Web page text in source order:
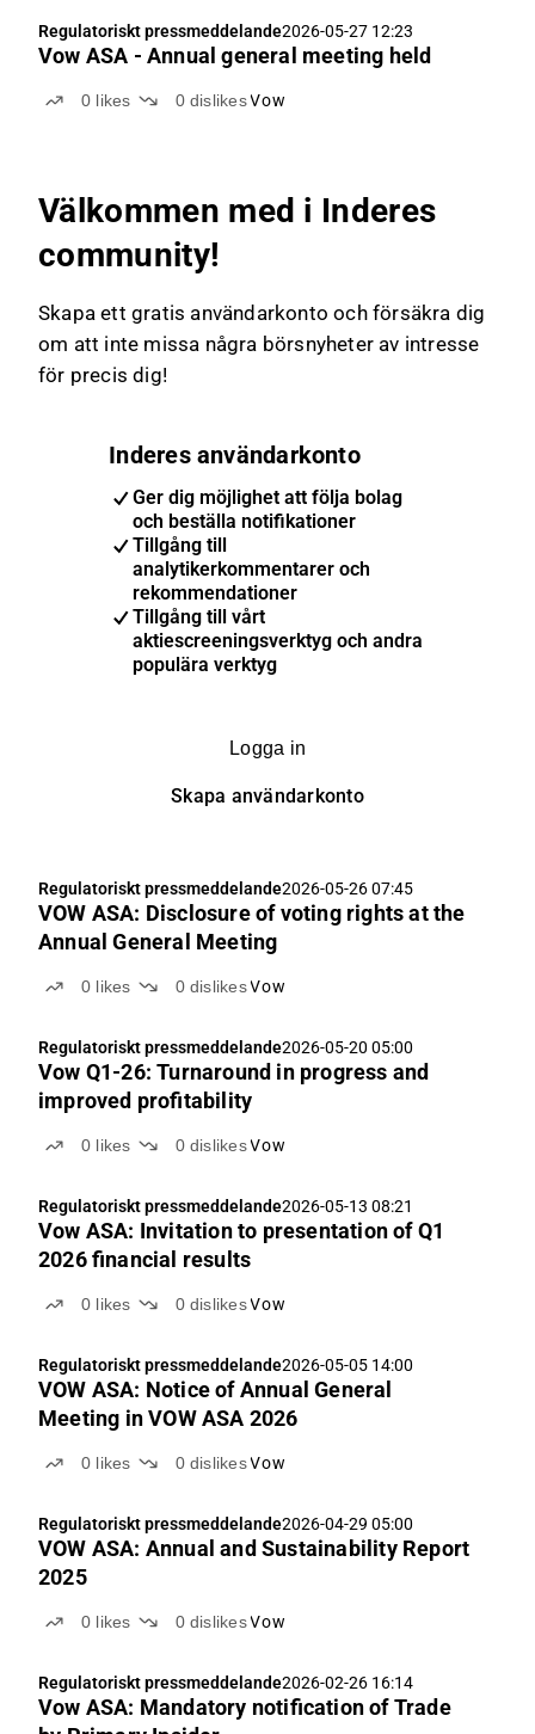
Regulatoriskt pressmeddelande2026-05-27 12:23
Vow ASA - Annual general meeting held
0 likes 0 dislikes Vow
Välkommen med i Inderes
community!
Skapa ett gratis användarkonto och försäkra dig
om att inte missa några börsnyheter av intresse
för precis dig!
Inderes användarkonto
Ger dig möjlighet att följa bolag
och beställa notifikationer
Tillgång till
analytikerkommentarer och
rekommendationer
Tillgång till vårt
aktiescreeningsverktyg och andra
populära verktyg
Logga in
Skapa användarkonto
Regulatoriskt pressmeddelande2026-05-26 07:45
VOW ASA: Disclosure of voting rights at the
Annual General Meeting
0 likes 0 dislikes Vow
Regulatoriskt pressmeddelande2026-05-20 05:00
Vow Q1-26: Turnaround in progress and
improved profitability
0 likes 0 dislikes Vow
Regulatoriskt pressmeddelande2026-05-13 08:21
Vow ASA: Invitation to presentation of Q1
2026 financial results
0 likes 0 dislikes Vow
Regulatoriskt pressmeddelande2026-05-05 14:00
VOW ASA: Notice of Annual General
Meeting in VOW ASA 2026
0 likes 0 dislikes Vow
Regulatoriskt pressmeddelande2026-04-29 05:00
VOW ASA: Annual and Sustainability Report
2025
0 likes 0 dislikes Vow
Regulatoriskt pressmeddelande2026-02-26 16:14
Vow ASA: Mandatory notification of Trade